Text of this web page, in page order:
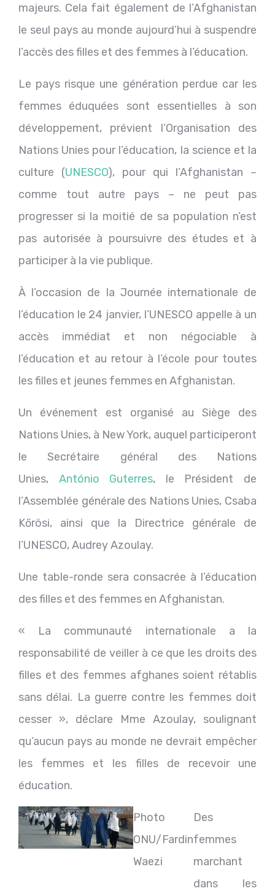
majeurs. Cela fait également de l’Afghanistan
le seul pays au monde aujourd’hui à suspendre
l’accès des filles et des femmes à l’éducation.
Le pays risque une génération perdue car les
femmes éduquées sont essentielles à son
développement, prévient l’Organisation des
Nations Unies pour l’éducation, la science et la
culture (UNESCO), pour qui l’Afghanistan –
comme tout autre pays – ne peut pas
progresser si la moitié de sa population n’est
pas autorisée à poursuivre des études et à
participer à la vie publique.
À l’occasion de la Journée internationale de
l’éducation le 24 janvier, l’UNESCO appelle à un
accès immédiat et non négociable à
l’éducation et au retour à l’école pour toutes
les filles et jeunes femmes en Afghanistan.
Un événement est organisé au Siège des
Nations Unies, à New York, auquel participeront
le Secrétaire général des Nations
Unies, António Guterres, le Président de
l’Assemblée générale des Nations Unies, Csaba
Kőrösi, ainsi que la Directrice générale de
l’UNESCO, Audrey Azoulay.
Une table-ronde sera consacrée à l’éducation
des filles et des femmes en Afghanistan.
« La communauté internationale a la
responsabilité de veiller à ce que les droits des
filles et des femmes afghanes soient rétablis
sans délai. La guerre contre les femmes doit
cesser », déclare Mme Azoulay, soulignant
qu’aucun pays au monde ne devrait empêcher
les femmes et les filles de recevoir une
éducation.
Photo
ONU/Fardin
Waezi
Des
femmes
marchant
dans les